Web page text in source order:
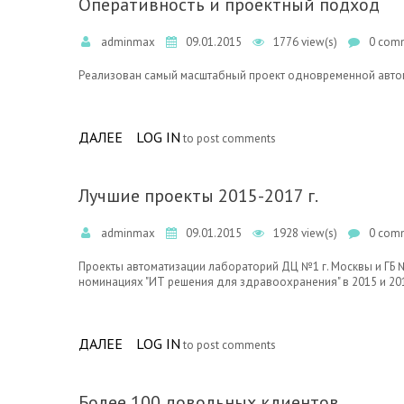
adminmax 09.01.2015 1776 view(s) 0
Реализован самый масштабный проект одновременной
ДАЛЕЕ ABOUT ОПЕРАТИВНОСТЬ И ПРОЕКТНЫЙ
LOG IN to post comments
Лучшие проекты 2015-2017 г.
adminmax 09.01.2015 1928 view(s) 0
Проекты автоматизации лабораторий ДЦ №1 г. Москвы и
номинациях "ИТ решения для здравоохранения" в 2015 и
ДАЛЕЕ ABOUT ЛУЧШИЕ ПРОЕКТЫ 2015-2017 Г.
LOG IN to post comments